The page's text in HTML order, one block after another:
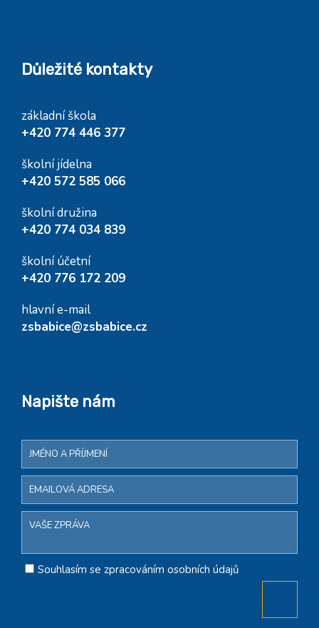
Důležité kontakty
základní škola
+420 774 446 377
školní jídelna
+420 572 585 066
školní družina
+420 774 034 839
školní účetní
+420 776 172 209
hlavní e-mail
zsbabice@zsbabice.cz
Napište nám
Souhlasím se zpracováním osobních údajů